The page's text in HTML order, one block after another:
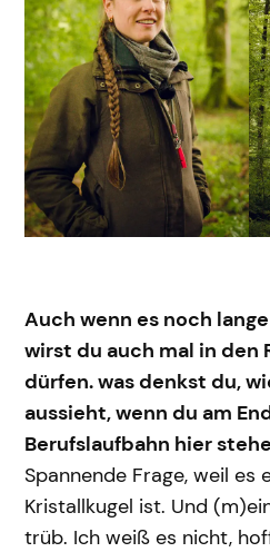
Auch wenn es noch
wirst du auch mal in den
dürfen. was denkst du,
aussieht, wenn du am
Berufslaufbahn hier
Spannende Frage, weil es
Kristallkugel ist. Und
trüb. Ich weiß es nicht,